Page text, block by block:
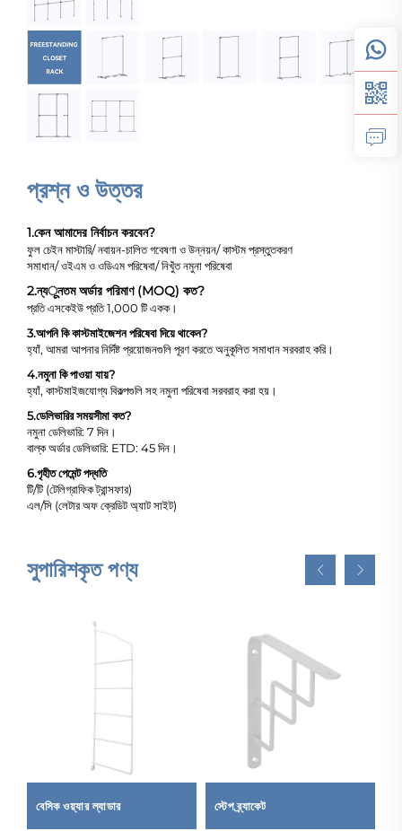
প্রশ্ন ও উত্তর
1.কেন আমাদের নির্বাচন করবেন?
ফুল চেইন মাস্টারি/ নবায়ন-চালিত গবেষণা ও উন্নয়ন/ কাস্টম প্রস্তুতকরণ
সমাধান/ ওইএম ও ওডিএম পরিষেবা/ নিখুঁত নমুনা পরিষেবা
2.ন্যूনতম অর্ডার পরিমাণ (MOQ) কত?
প্রতি এসকেইউ প্রতি 1,000 টি একক।
3.আপনি কি কাস্টমাইজেশন পরিষেবা দিয়ে থাকেন?
হ্যাঁ, আমরা আপনার নির্দিষ্ট প্রয়োজনগুলি পূরণ করতে অনুকূলিত সমাধান সরবরাহ করি।
4.নমুনা কি পাওয়া যায়?
হ্যাঁ, কাস্টমাইজযোগ্য বিকল্পগুলি সহ নমুনা পরিষেবা সরবরাহ করা হয়।
5.ডেলিভারির সময়সীমা কত?
নমুনা ডেলিভারি: 7 দিন।
বাল্ক অর্ডার ডেলিভারি: ETD: 45 দিন।
6.গৃহীত পেমেন্ট পদ্ধতি
টি/টি (টেলিগ্রাফিক ট্রান্সফার)
এল/সি (লেটার অফ ক্রেডিট অ্যাট সাইট)
সুপারিশকৃত পণ্য
বেসিক ওয়্যার ল্যাডার স্টেপ ব্র্যাকেট